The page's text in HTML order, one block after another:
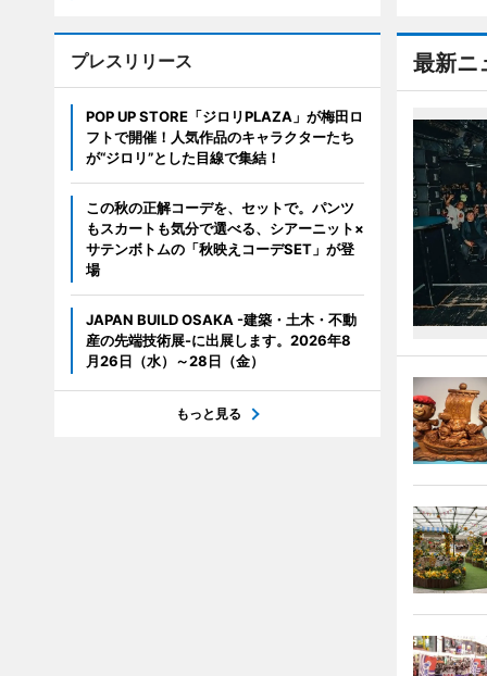
最新ニ
プレスリリース
POP UP STORE「ジロリPLAZA」が梅田ロ
フトで開催！人気作品のキャラクターたち
が“ジロリ”とした目線で集結！
この秋の正解コーデを、セットで。パンツ
もスカートも気分で選べる、シアーニット×
サテンボトムの「秋映えコーデSET」が登
場
JAPAN BUILD OSAKA -建築・土木・不動
産の先端技術展-に出展します。2026年8
月26日（水）～28日（金）
もっと見る